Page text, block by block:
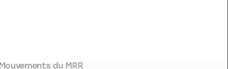
Mouvements du MRR